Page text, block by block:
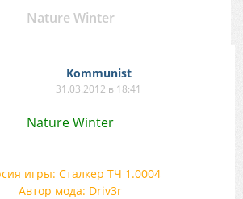
Nature Winter
Kommunist
31.03.2012 в 18:41
Nature Winter
игры: Сталкер ТЧ 1.0004
Автор мода: Driv3r